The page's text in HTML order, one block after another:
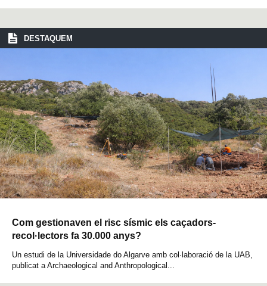
DESTAQUEM
Com gestionaven el risc sísmic els caçadors-
recol·lectors fa 30.000 anys?
Un estudi de la Universidade do Algarve amb col·laboració de la UAB,
publicat a Archaeological and Anthropological...